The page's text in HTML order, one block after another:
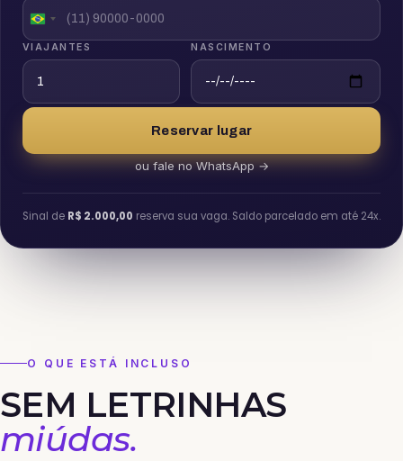
VIAJANTES NASCIMENTO
Reservar lugar
ou fale no WhatsApp →
Sinal de R$ 2.000,00 reserva sua vaga. Saldo parcelado em até 24x.
O QUE ESTÁ INCLUSO
SEM LETRINHAS
miúdas.